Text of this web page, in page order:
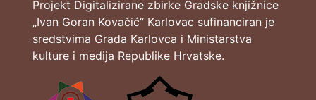
Projekt Digitalizirane zbirke Gradske knjižnice
„Ivan Goran Kovačić“ Karlovac sufinanciran je
sredstvima Grada Karlovca i Ministarstva
kulture i medija Republike Hrvatske.